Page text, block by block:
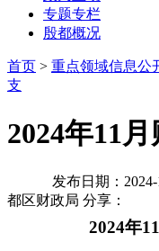
专题专栏
殷都概况
首页 > 重点领域信息公
支
2024年11
发布日期：2024-
都区财政局 分享：
2024年11